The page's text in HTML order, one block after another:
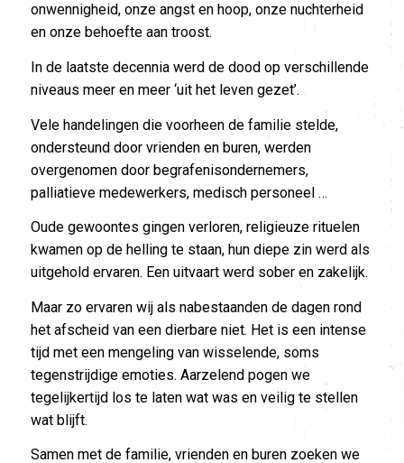
onwennigheid, onze angst en hoop, onze nuchterheid
en onze behoefte aan troost.
In de laatste decennia werd de dood op verschillende
niveaus meer en meer ‘uit het leven gezet’.
Vele handelingen die voorheen de familie stelde,
ondersteund door vrienden en buren, werden
overgenomen door begrafenisondernemers,
palliatieve medewerkers, medisch personeel …
Oude gewoontes gingen verloren, religieuze rituelen
kwamen op de helling te staan, hun diepe zin werd als
uitgehold ervaren. Een uitvaart werd sober en zakelijk.
Maar zo ervaren wij als nabestaanden de dagen rond
het afscheid van een dierbare niet. Het is een intense
tijd met een mengeling van wisselende, soms
tegenstrijdige emoties. Aarzelend pogen we
tegelijkertijd los te laten wat was en veilig te stellen
wat blijft.
Samen met de familie, vrienden en buren zoeken we